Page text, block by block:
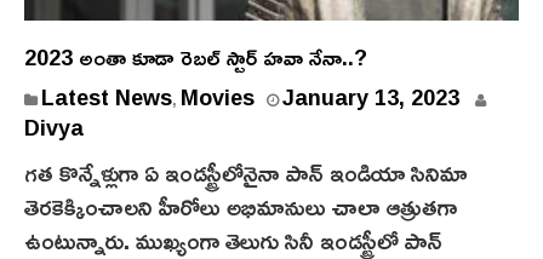
2023 అంతా కూడా రెబల్ స్టార్ హవా నేనా..?
Latest News, Movies January 13, 2023
Divya
గత కొన్నేళ్లుగా ఏ ఇండస్ట్రీలోనైనా పాన్ ఇండియా సినిమా
తెరకెక్కించాలని హీరోలు అభిమానులు చాలా ఆత్రుతగా
ఉంటున్నారు. ముఖ్యంగా తెలుగు సినీ ఇండస్ట్రీలో పాన్